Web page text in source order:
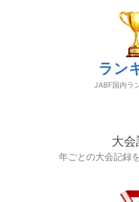
ラン
JABF国内ラ
大
年ごとの大会記録